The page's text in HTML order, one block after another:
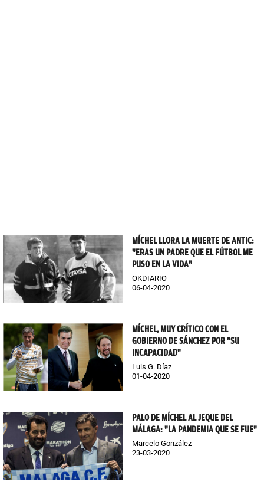
MÍCHEL LLORA LA MUERTE DE ANTIC:
"ERAS UN PADRE QUE EL FÚTBOL ME
PUSO EN LA VIDA"
OKDIARIO
06-04-2020
MÍCHEL, MUY CRÍTICO CON EL
GOBIERNO DE SÁNCHEZ POR "SU
INCAPACIDAD"
Luis G. Díaz
01-04-2020
PALO DE MÍCHEL AL JEQUE DEL
MÁLAGA: "LA PANDEMIA QUE SE FUE"
Marcelo González
23-03-2020